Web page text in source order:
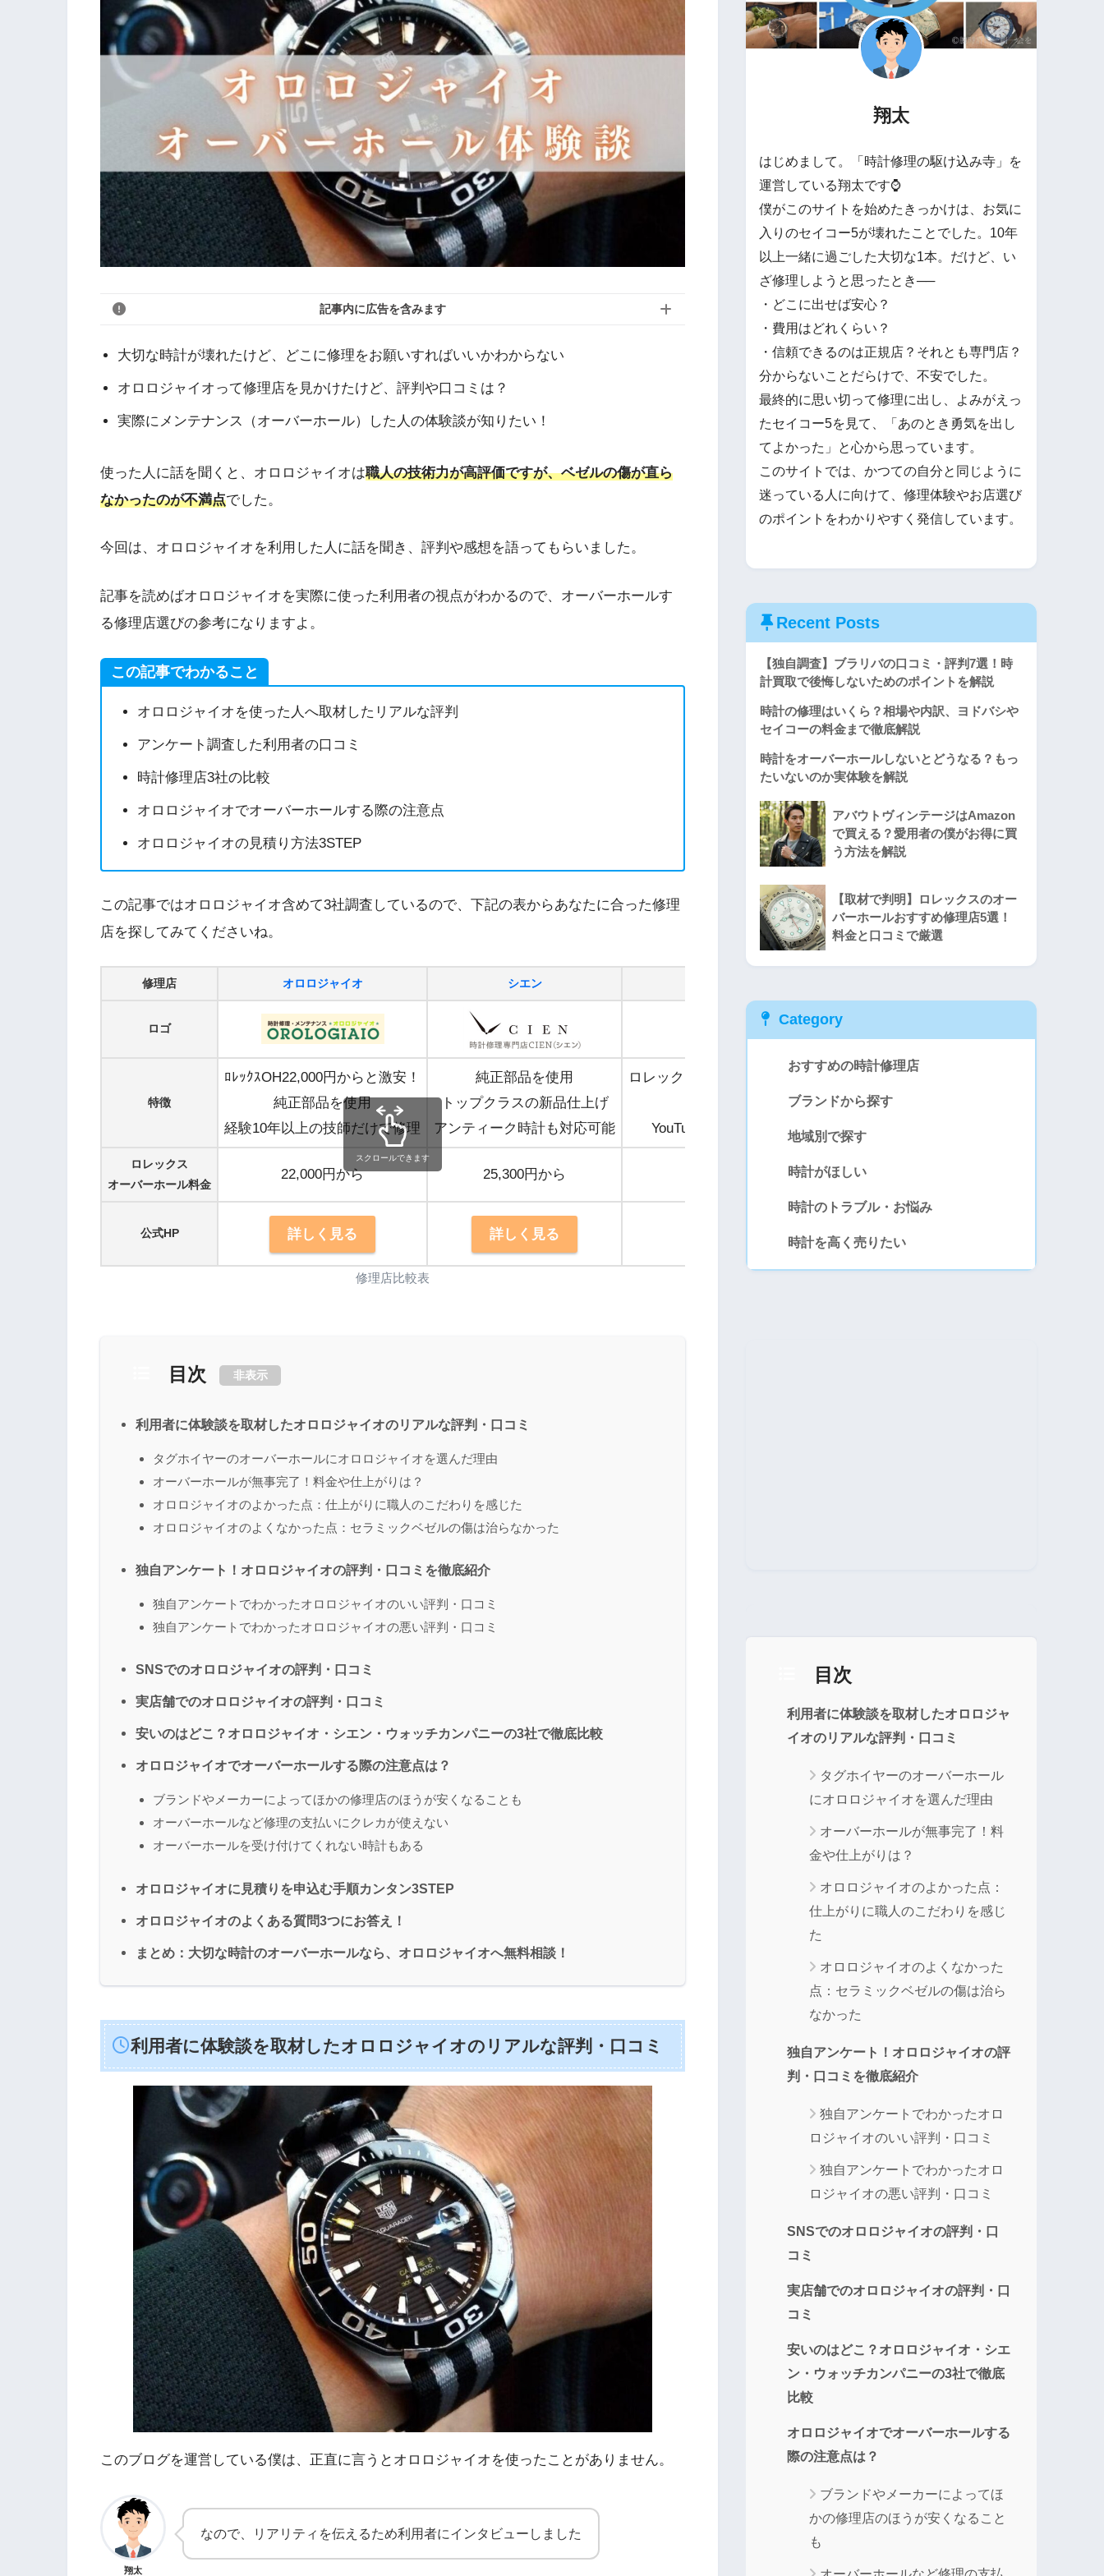
記事内に広告を含みます
大切な時計が壊れたけど、どこに修理をお願いすればいいかわからない
オロロジャイオって修理店を見かけたけど、評判や口コミは？
実際にメンテナンス（オーバーホール）した人の体験談が知りたい！
使った人に話を聞くと、オロロジャイオは職人の技術力が高評価ですが、ベゼルの傷が直ら
なかったのが不満点でした。
今回は、オロロジャイオを利用した人に話を聞き、評判や感想を語ってもらいました。
記事を読めばオロロジャイオを実際に使った利用者の視点がわかるので、オーバーホールす
る修理店選びの参考になりますよ。
この記事でわかること
オロロジャイオを使った人へ取材したリアルな評判
アンケート調査した利用者の口コミ
時計修理店3社の比較
オロロジャイオでオーバーホールする際の注意点
オロロジャイオの見積り方法3STEP
この記事ではオロロジャイオ含めて3社調査しているので、下記の表からあなたに合った修理
店を探してみてくださいね。
修理店 オロロジャイオ シエン
ロゴ
特徴
ﾛﾚｯｸｽOH22,000円からと激安！
純正部品を使用
経験10年以上の技師だけで修理
純正部品を使用
トップクラスの新品仕上げ
アンティーク時計も対応可能
ロレックス元在籍者による高品質修理！
純正部品を使用
YouTube配信で修理の腕がわかる
ロレックス
オーバーホール料金
22,000円から 25,300円から 25,300円から
公式HP 詳しく見る 詳しく見る 詳しく見る
修理店比較表
スクロールできます
目次 非表示
利用者に体験談を取材したオロロジャイオのリアルな評判・口コミ
タグホイヤーのオーバーホールにオロロジャイオを選んだ理由
オーバーホールが無事完了！料金や仕上がりは？
オロロジャイオのよかった点：仕上がりに職人のこだわりを感じた
オロロジャイオのよくなかった点：セラミックベゼルの傷は治らなかった
独自アンケート！オロロジャイオの評判・口コミを徹底紹介
独自アンケートでわかったオロロジャイオのいい評判・口コミ
独自アンケートでわかったオロロジャイオの悪い評判・口コミ
SNSでのオロロジャイオの評判・口コミ
実店舗でのオロロジャイオの評判・口コミ
安いのはどこ？オロロジャイオ・シエン・ウォッチカンパニーの3社で徹底比較
オロロジャイオでオーバーホールする際の注意点は？
ブランドやメーカーによってほかの修理店のほうが安くなることも
オーバーホールなど修理の支払いにクレカが使えない
オーバーホールを受け付けてくれない時計もある
オロロジャイオに見積りを申込む手順カンタン3STEP
オロロジャイオのよくある質問3つにお答え！
まとめ：大切な時計のオーバーホールなら、オロロジャイオへ無料相談！
利用者に体験談を取材したオロロジャイオのリアルな評判・口コミ
このブログを運営している僕は、正直に言うとオロロジャイオを使ったことがありません。
翔太
なので、リアリティを伝えるため利用者にインタビューしました
翔太
はじめまして。「時計修理の駆け込み寺」を
運営している翔太です⌚
僕がこのサイトを始めたきっかけは、お気に
入りのセイコー5が壊れたことでした。10年
以上一緒に過ごした大切な1本。だけど、い
ざ修理しようと思ったとき──
・どこに出せば安心？
・費用はどれくらい？
・信頼できるのは正規店？それとも専門店？
分からないことだらけで、不安でした。
最終的に思い切って修理に出し、よみがえっ
たセイコー5を見て、「あのとき勇気を出し
てよかった」と心から思っています。
このサイトでは、かつての自分と同じように
迷っている人に向けて、修理体験やお店選び
のポイントをわかりやすく発信しています。
Recent Posts
【独自調査】ブラリバの口コミ・評判7選！時
計買取で後悔しないためのポイントを解説
時計の修理はいくら？相場や内訳、ヨドバシや
セイコーの料金まで徹底解説
時計をオーバーホールしないとどうなる？もっ
たいないのか実体験を解説
アバウトヴィンテージはAmazon
で買える？愛用者の僕がお得に買
う方法を解説
【取材で判明】ロレックスのオー
バーホールおすすめ修理店5選！
料金と口コミで厳選
Category
おすすめの時計修理店
ブランドから探す
地域別で探す
時計がほしい
時計のトラブル・お悩み
時計を高く売りたい
目次
利用者に体験談を取材したオロロジャ
イオのリアルな評判・口コミ
タグホイヤーのオーバーホール
にオロロジャイオを選んだ理由
オーバーホールが無事完了！料
金や仕上がりは？
オロロジャイオのよかった点：
仕上がりに職人のこだわりを感じ
た
オロロジャイオのよくなかった
点：セラミックベゼルの傷は治ら
なかった
独自アンケート！オロロジャイオの評
判・口コミを徹底紹介
独自アンケートでわかったオロ
ロジャイオのいい評判・口コミ
独自アンケートでわかったオロ
ロジャイオの悪い評判・口コミ
SNSでのオロロジャイオの評判・口
コミ
実店舗でのオロロジャイオの評判・口
コミ
安いのはどこ？オロロジャイオ・シエ
ン・ウォッチカンパニーの3社で徹底
比較
オロロジャイオでオーバーホールする
際の注意点は？
ブランドやメーカーによってほ
かの修理店のほうが安くなること
も